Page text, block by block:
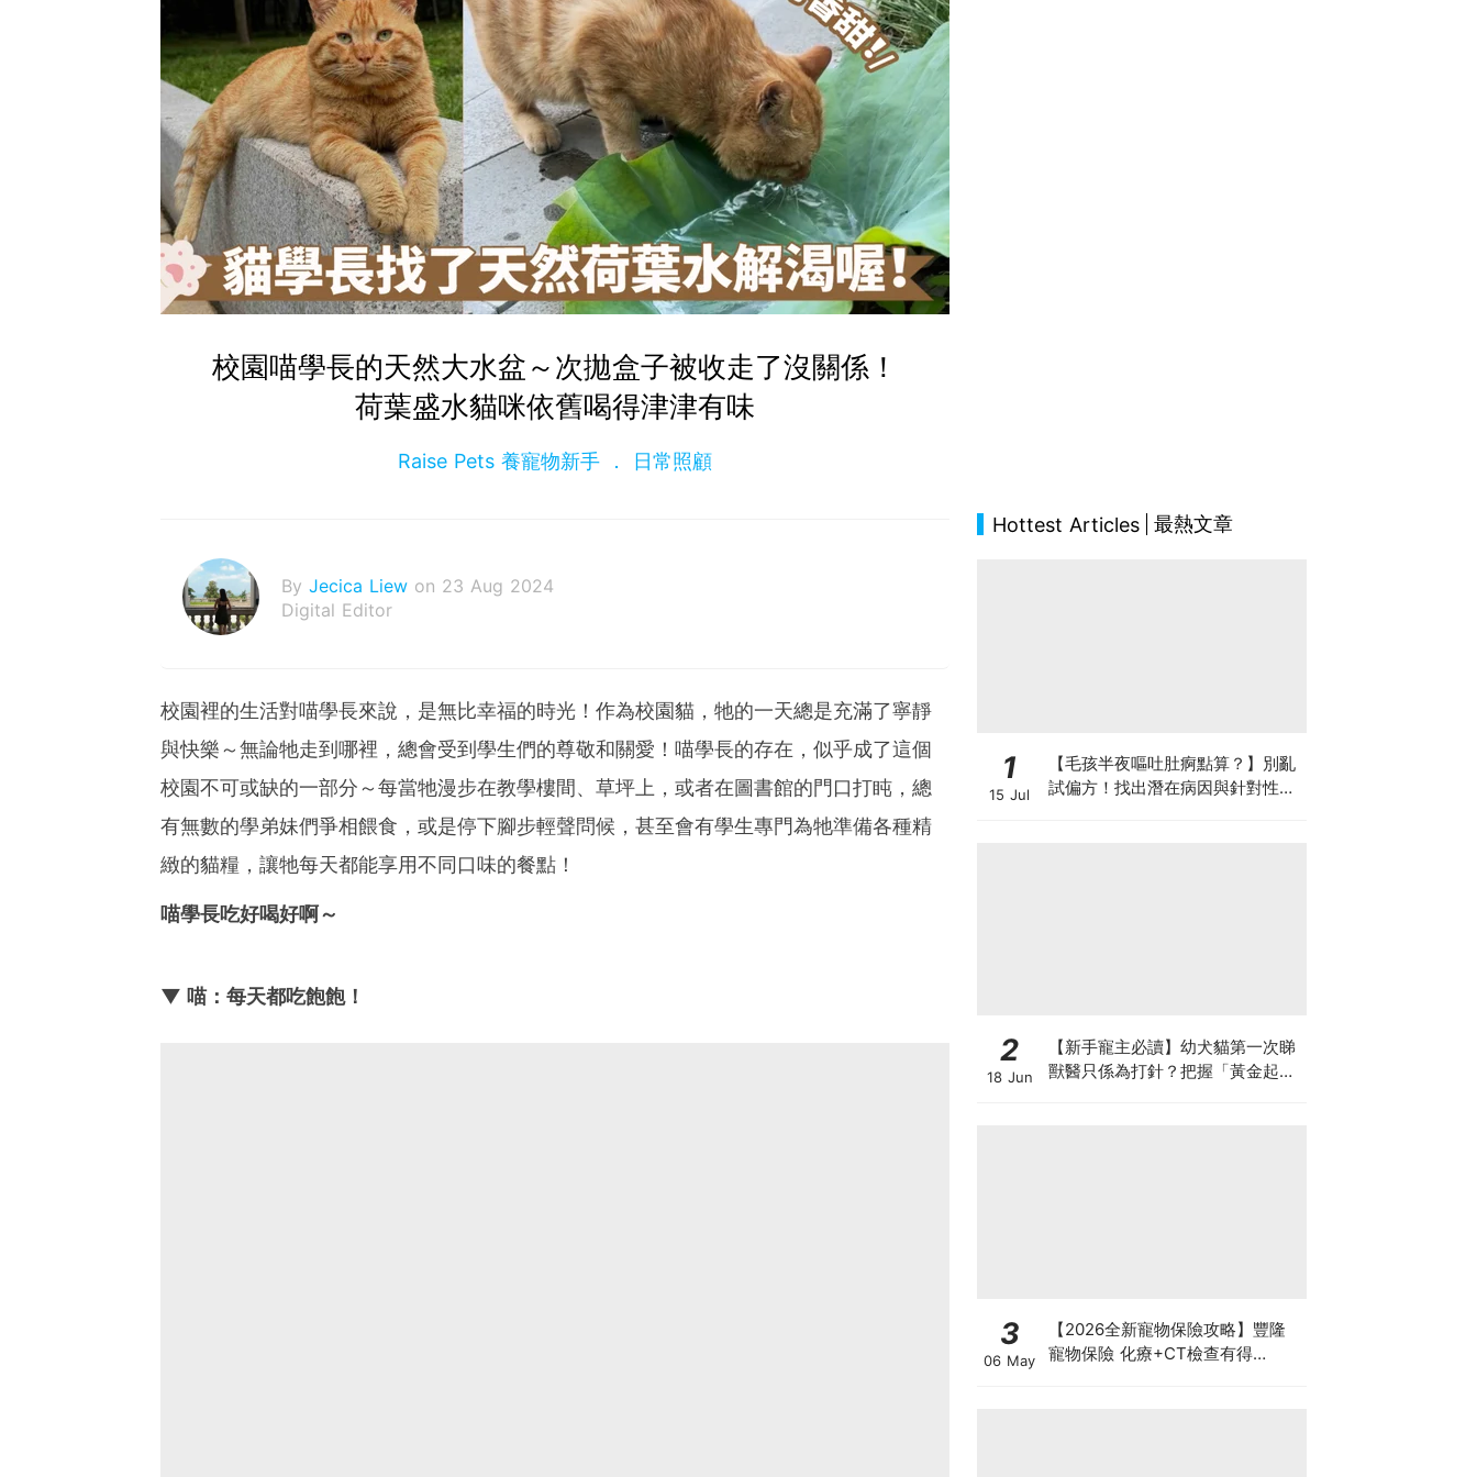
校園喵學長的天然大水盆～次拋盒子被收走了沒關係！
荷葉盛水貓咪依舊喝得津津有味
Raise Pets 養寵物新手 日常照顧
By Jecica Liew on 23 Aug 2024
Digital Editor
校園裡的生活對喵學長來說，是無比幸福的時光！作為校園貓，牠的一天總是充滿了寧靜
與快樂～無論牠走到哪裡，總會受到學生們的尊敬和關愛！喵學長的存在，似乎成了這個
校園不可或缺的一部分～每當牠漫步在教學樓間、草坪上，或者在圖書館的門口打盹，總
有無數的學弟妹們爭相餵食，或是停下腳步輕聲問候，甚至會有學生專門為牠準備各種精
緻的貓糧，讓牠每天都能享用不同口味的餐點！
喵學長吃好喝好啊～
▼ 喵：每天都吃飽飽！
Hottest Articles 最熱文章
1
15 Jul
【毛孩半夜嘔吐肚痾點算？】別亂
試偏方！找出潛在病因與針對性營
2
18 Jun
【新手寵主必讀】幼犬貓第一次睇
獸醫只係為打針？把握「黃金起跑
3
06 May
【2026全新寵物保險攻略】豐隆
寵物保險 化療+CT檢查有得